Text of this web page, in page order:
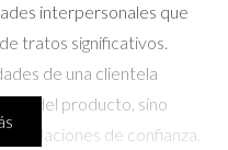
interpersonales que
tratos significativos.
de una clientela
del producto, sino
relaciones de confianza.